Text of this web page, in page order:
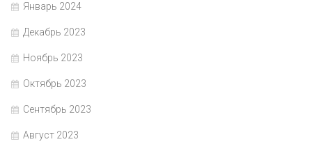
Январь 2024
Декабрь 2023
Ноябрь 2023
Октябрь 2023
Сентябрь 2023
Август 2023